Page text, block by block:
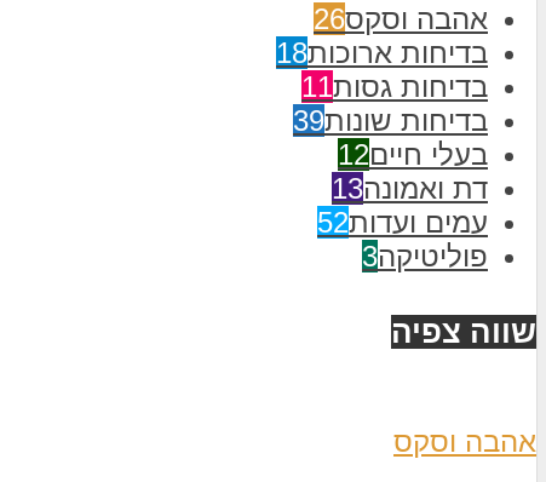
אהבה וסקס26
בדיחות ארוכות18
בדיחות גסות11
בדיחות שונות39
בעלי חיים12
דת ואמונה13
עמים ועדות52
פוליטיקה3
שווה צפיה
אהבה וסקס